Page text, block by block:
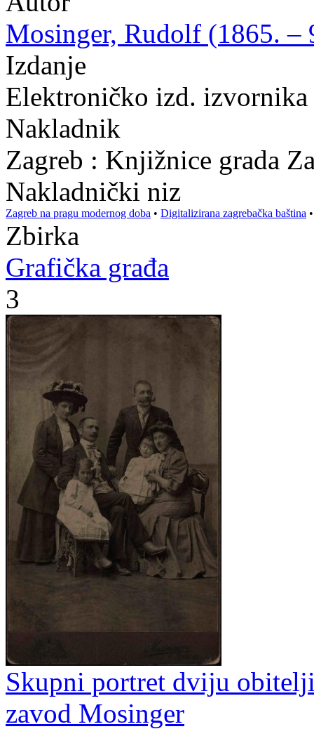
Mosinger, Rudolf (1865. –
Izdanje
Elektroničko izd. izvornika
Nakladnik
Zagreb : Knjižnice grada
Nakladnički niz
Zagreb na pragu modernog doba • Digitalizirana zagrebačka baština
Zbirka
Grafička građa
3
Skupni portret dviju
zavod Mosinger